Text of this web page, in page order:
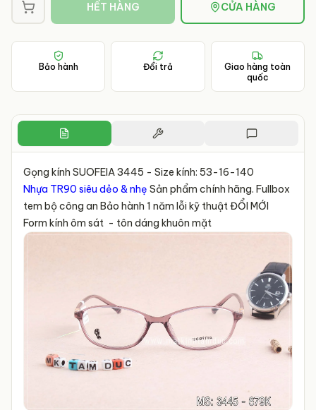
HẾT HÀNG CỬA HÀNG
Bảo hành Đổi trả
Giao hàng toàn
quốc
Gọng kính SUOFEIA 3445 - Size kính: 53-16-140
Nhựa TR90 siêu dẻo & nhẹ
tem bộ công an Bảo hành 1 năm lỗi kỹ thuật ĐỔI MỚI
Form kính ôm sát - tôn dáng khuôn mặt